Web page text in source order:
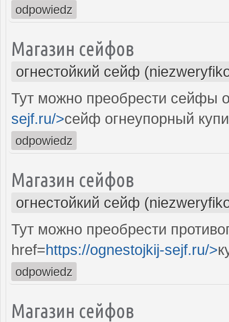
odpowiedz
Магазин сейфов
огнестойкий сейф
Тут можно преобрести сейфы
sejf.ru/>сейф огнеупорный
odpowiedz
Магазин сейфов
огнестойкий сейф
Тут можно преобрести
href=https://ognestojkij-sejf.ru/>
odpowiedz
Магазин сейфов